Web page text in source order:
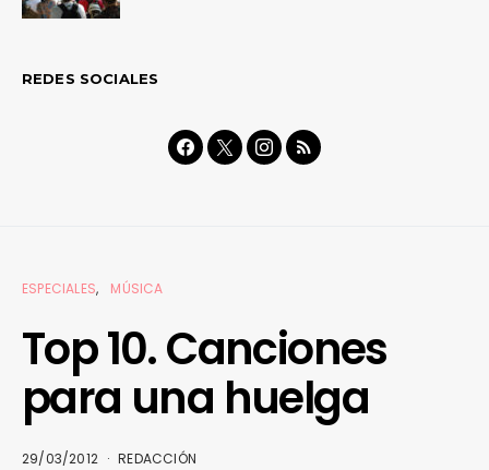
REDES SOCIALES
ESPECIALES MÚSICA
Top 10. Canciones
para una huelga
29/03/2012 REDACCIÓN